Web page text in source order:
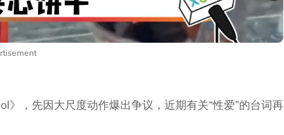
，先因大尺度动作爆出争议，近期有关“性爱”的台词再